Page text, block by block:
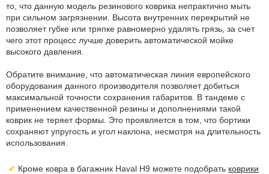
то, что данную модель резинового коврика непрактично мыть
при сильном загрязнении. Высота внутренних перекрытий не
позволяет губке или тряпке равномерно удалять грязь, за счет
чего этот процесс лучше доверить автоматической мойке
высокого давления.
Обратите внимание, что автоматическая линия европейского
оборудования данного производителя позволяет добиться
максимальной точности сохранения габаритов. В тандеме с
применением качественной резины и дополнениями такой
коврик не теряет формы. Это проявляется в том, что бортики
сохраняют упругость и угол наклона, несмотря на длительность
использования.
Кроме ковра в багажник Haval H9 можете подобрать коврики